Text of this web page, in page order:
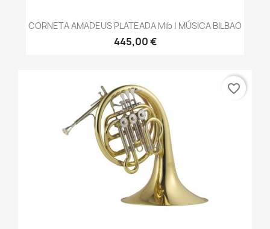
CORNETA AMADEUS PLATEADA Mib | MÚSICA BILBAO
445,00 €
favorite_border